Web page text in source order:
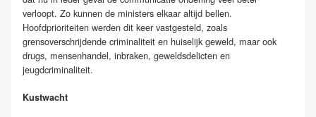
verloopt. Zo kunnen de ministers elkaar altijd bellen.
Hoofdprioriteiten werden dit keer vastgesteld, zoals
grensoverschrijdende criminaliteit en huiselijk geweld, maar ook
drugs, mensenhandel, inbraken, geweldsdelicten en
jeugdcriminaliteit.
Kustwacht